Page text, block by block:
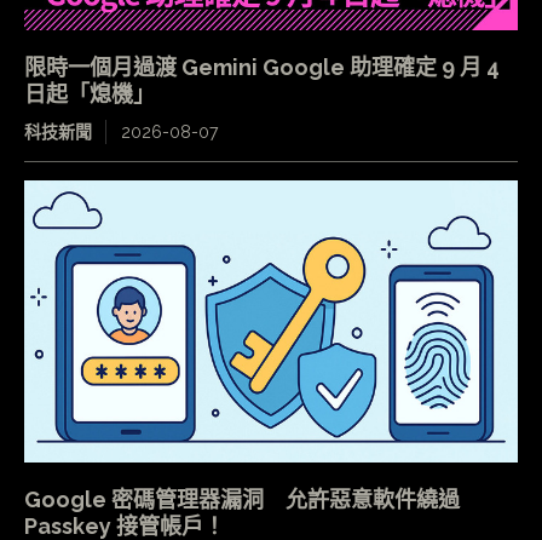
限時一個月過渡 Gemini Google 助理確定 9 月 4
日起「熄機」
科技新聞 2026-08-07
Google 密碼管理器漏洞 允許惡意軟件繞過
Passkey 接管帳戶！